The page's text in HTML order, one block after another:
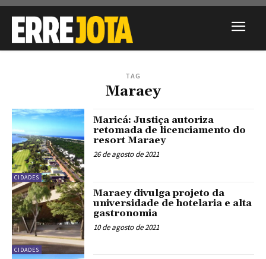
TAG
Maraey
CIDADES
Maricá: Justiça autoriza
retomada de licenciamento do
resort Maraey
26 de agosto de 2021
CIDADES
Maraey divulga projeto da
universidade de hotelaria e alta
gastronomia
10 de agosto de 2021